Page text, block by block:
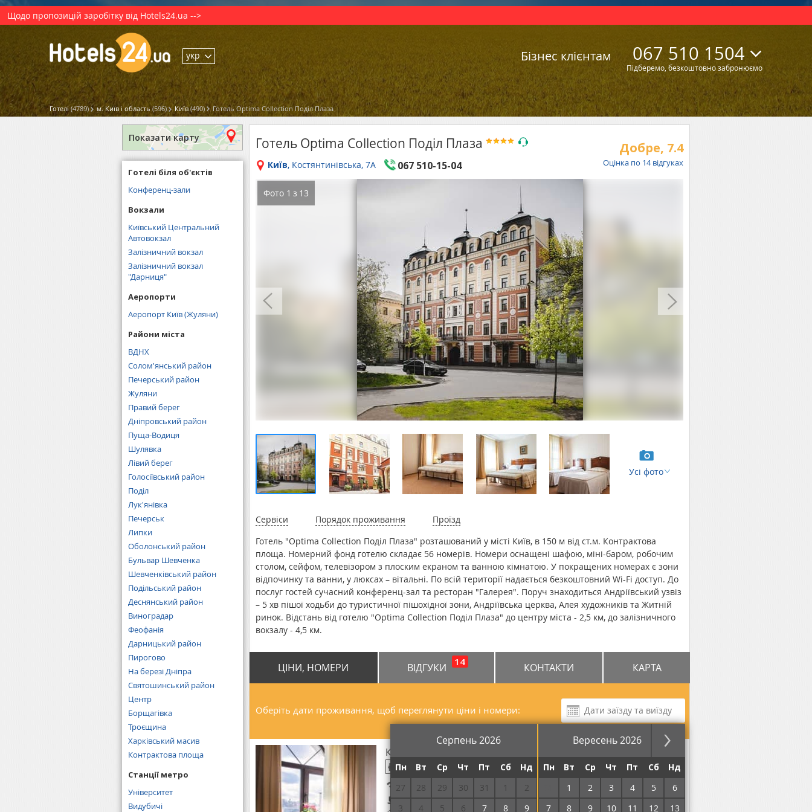
Щодо пропозицій заробітку від Hotels24.ua -->
укр Бізнес клієнтам 067 510 1504
Підберемо, безкоштовно забронюємо
Готелі (4789) м. Київ і область (596) Київ (490) Готель Optima Collection Поділ Плаза
Добре, 7.4
Оцінка по 14відгуках
Готель Optima Collection Поділ Плаза
Київ, Костянтинівська, 7A 067 510-15-04
Фото 1 з 13
Усі фото
Сервіси Порядок проживання
Проїзд
Готель "Optima Collection Поділ Плаза" розташований у місті Київ, в 150 м від ст.м. Контрактова
площа. Номерний фонд готелю складає 56 номерів. Номери оснащені шафою, міні-баром, робочим
столом, сейфом, телевізором з плоским екраном та ванною кімнатою. У покращених номерах є зони
відпочинку та ванни, у люксах – вітальні. По всій території надається безкоштовний Wi-Fi доступ. До
послуг гостей сучасний конференц-зал та ресторан "Галерея". Поруч знаходиться Андріївський узвіз
– 5 хв пішої ходьби до туристичної пішохідної зони, Андріївська церква, Алея художників та Житній
ринок. Відстань від готелю "Optima Collection Поділ Плаза" до центру міста - 2,5 км, до залізничного
вокзалу - 4,5 км.
ЦІНИ, НОМЕРИ ВІДГУКИ 14 КОНТАКТИ КАРТА
Оберіть дати проживання, щоб переглянути ціни і номери:
Серпень 2026 Вересень 2026
Пн Вт Ср Чт Пт Сб
Нд
27
28 29 30 31 1
2
3
4 5 6 7 8
9
Пн Вт Ср Чт Пт Сб
Нд
1 2 3 4 5
6
7
8 9 10 11 12
13
Класік одномісний Single
Безкоштовний Wi-Fi
Сніданок включений
за ніч
Показати карту
Готелі біля об'єктів
Конференц-зали
Вокзали
Київський Центральний
Автовокзал
Залізничний вокзал
Залізничний вокзал
"Дарниця"
Аеропорти
Аеропорт Київ (Жуляни)
Райони міста
ВДНХ
Солом'янський район
Печерський район
Жуляни
Правий берег
Дніпровський район
Пуща-Водиця
Шулявка
Лівий берег
Голосіївський район
Поділ
Лук'янівка
Печерськ
Липки
Оболонський район
Бульвар Шевченка
Шевченківський район
Подільський район
Деснянський район
Виноградар
Феофанія
Дарницький район
Пирогово
На березі Дніпра
Святошинський район
Центр
Борщагівка
Троєщина
Харківський масив
Контрактова площа
Станції метро
Університет
Видубичі